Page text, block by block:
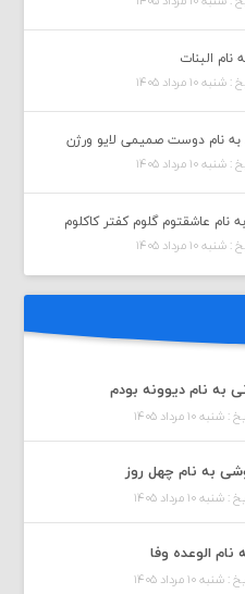
البنات
۱۰ مرداد ۱۴۰۵
نام دوست صمیمی لایو ورژن
۱۰ مرداد ۱۴۰۵
نام عاشقتوم گلوم کفتر کاکلوم
۱۰ مرداد ۱۴۰۵
به نام دیوونه بودم
شنبه ۱۰ مرداد ۱۴۰۵
به نام چهل روز
شنبه ۱۰ مرداد ۱۴۰۵
نام الوعده وفا
شنبه ۱۰ مرداد ۱۴۰۵